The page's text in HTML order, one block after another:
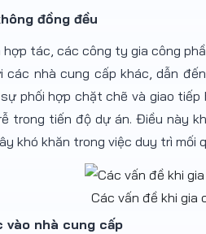
đồng đều
hợp tác, các công ty gia công
các nhà cung cấp khác, dẫn
phối hợp chặt chẽ và giao
trong tiến độ dự án. Điều này
khó khăn trong việc duy trì mối
Các vấn đề khi gia
vào nhà cung cấp